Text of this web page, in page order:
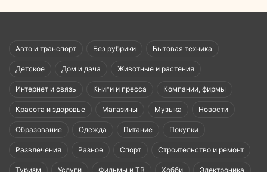
Авто и транспорт Без рубрики Бытовая техника
Детское Дом и дача Животные и растения
Интернет и связь Книги и пресса Компании, фирмы
Красота и здоровье Магазины Музыка Новости
Образование Одежда Питание Покупки
Развлечения Разное Спорт Строительство и ремонт
Туризм Услуги Фильмы и ТВ Хобби Электроника